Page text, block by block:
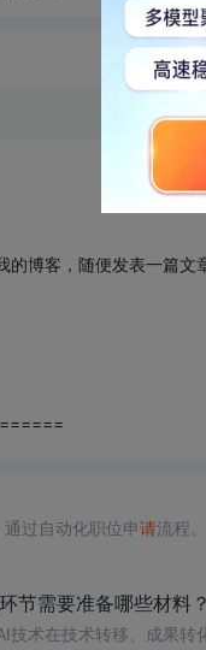
博客，随便发表一篇文
过自动化职位申请流程
节需要准备哪些材料
术在技术转移、成果